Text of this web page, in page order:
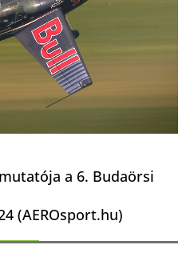
a 6. Budaörsi
(AEROsport.hu)